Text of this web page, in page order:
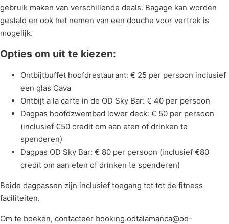
gebruik maken van verschillende deals. Bagage kan worden
gestald en ook het nemen van een douche voor vertrek is
mogelijk.
Opties om uit te kiezen:
Ontbijtbuffet hoofdrestaurant: € 25 per persoon inclusief
een glas Cava
Ontbijt a la carte in de OD Sky Bar: € 40 per persoon
Dagpas hoofdzwembad lower deck: € 50 per persoon
(inclusief €50 credit om aan eten of drinken te
spenderen)
Dagpas OD Sky Bar: € 80 per persoon (inclusief €80
credit om aan eten of drinken te spenderen)
Beide dagpassen zijn inclusief toegang tot tot de fitness
faciliteiten.
Om te boeken, contacteer booking.odtalamanca@od-